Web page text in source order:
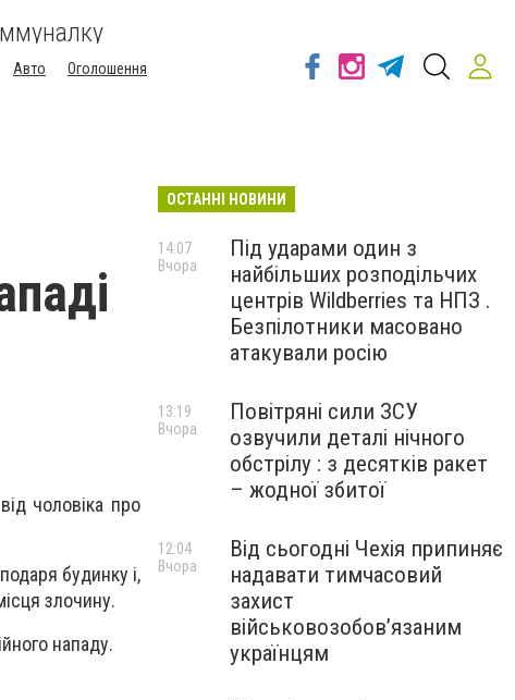
Авто
Оголошення
чоловіка про
будинку і,
злочину.
нападу.
ОСТАННІ НОВИНИ
Під ударами один з
найбільших розподільчих
центрів Wildberries та НПЗ .
Безпілотники масовано
атакували росію
14:07
Вчора
Повітряні сили ЗСУ
озвучили деталі нічного
обстрілу : з десятків ракет
– жодної збитої
13:19
Вчора
Від сьогодні Чехія припиняє
надавати тимчасовий
захист
військовозобов’язаним
українцям
12:04
Вчора